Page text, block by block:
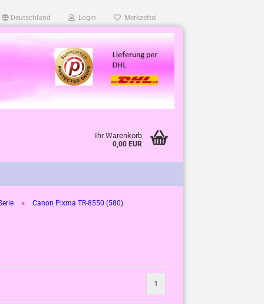
Deutschland Login Merkzettel
Ihr Warenkorb
0,00 EUR
» Canon Pixma TR-8550 (580)
1